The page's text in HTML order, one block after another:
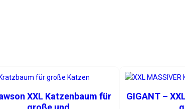
XXL Katzenbaum für
GIGANT –